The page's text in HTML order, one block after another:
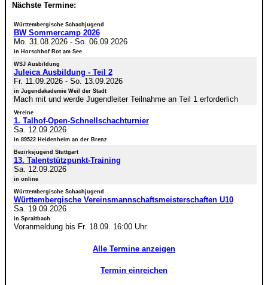
Nächste Termine:
Württembergische Schachjugend
BW Sommercamp 2026
Mo. 31.08.2026- So. 06.09.2026
in Horschhof Rot am See
WSJ Ausbildung
Juleica Ausbildung - Teil 2
Fr. 11.09.2026- So. 13.09.2026
in Jugendakademie Weil der Stadt
Mach mit und werde Jugendleiter Teilnahme an Teil 1 erforderlich
Vereine
1. Talhof-Open-Schnellschachturnier
Sa. 12.09.2026
in 89522 Heidenheim an der Brenz
Bezirksjugend Stuttgart
13. Talentstützpunkt-Training
Sa. 12.09.2026
in online
Württembergische Schachjugend
Württembergische Vereinsmannschaftsmeisterschaften U10
Sa. 19.09.2026
in Spraitbach
Voranmeldung bis Fr. 18.09. 16:00 Uhr
Alle Termine anzeigen
Termin einreichen